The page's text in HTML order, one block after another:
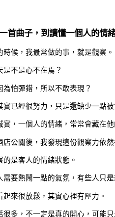
首曲子，到讀懂一個人的情
時候，我最常做的事，就是觀察。
是不是心不在焉？
為怕彈錯，所以不敢表現？
實已經很努力，只是還缺少一點被
實，一個人的情緒，常常會藏在他
店公關後，我發現這份觀察力依
的是客人的情緒狀態。
需要熱鬧一點的氣氛，有些人只
起來很放鬆，其實心裡有壓力。
很多，不一定是真的開心，可能